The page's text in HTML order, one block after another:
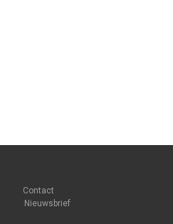
Contact
Nieuwsbrief